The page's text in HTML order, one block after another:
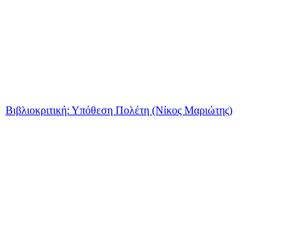
Βιβλιοκριτική: Υπόθεση Πολέτη (Νίκος Μαριώτης)